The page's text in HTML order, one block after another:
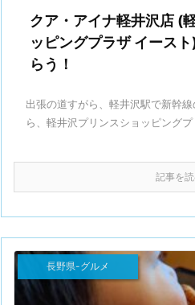
クア・アイナ軽井沢店 (
ッピングプラザ イース
らう！
出張の道すがら、軽井沢駅で新幹
ら、軽井沢プリンスショッピングプ
記事を
長野県-グルメ